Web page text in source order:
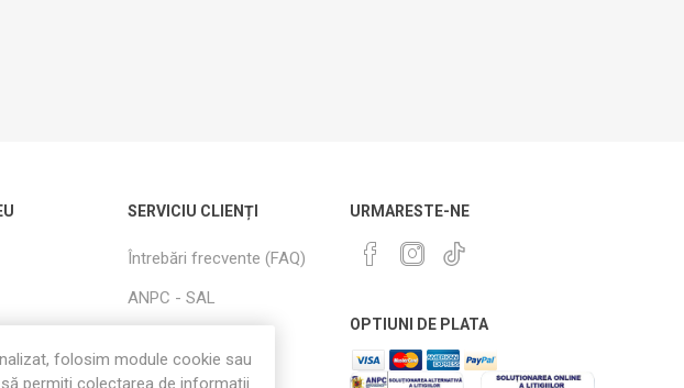
SERVICIU CLIENȚI
Întrebări frecvente (FAQ)
ANPC - SAL
Garanție
URMARESTE-NE
OPTIUNI DE PLATA
folosim module cookie sau
permiți colectarea de informații